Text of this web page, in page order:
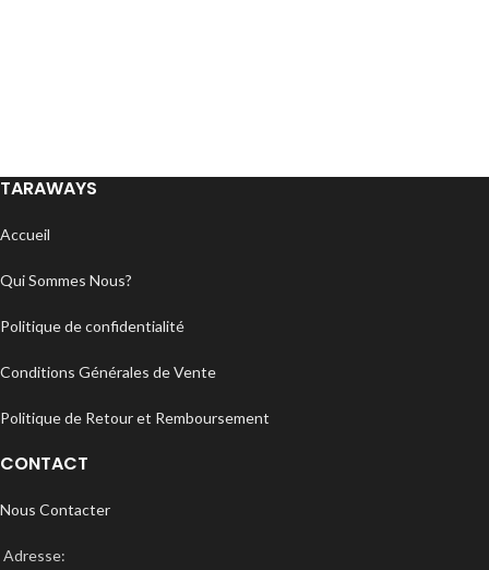
TARAWAYS
Accueil
Qui Sommes Nous?
Politique de confidentialité
Conditions Générales de Vente
Politique de Retour et Remboursement
CONTACT
Nous Contacter
Adresse: